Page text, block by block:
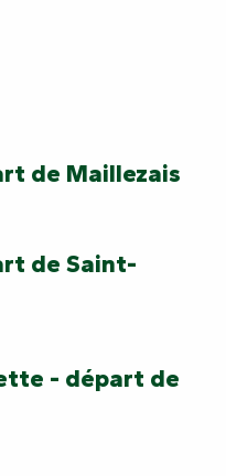
de Maillezais
de Saint-
- départ de